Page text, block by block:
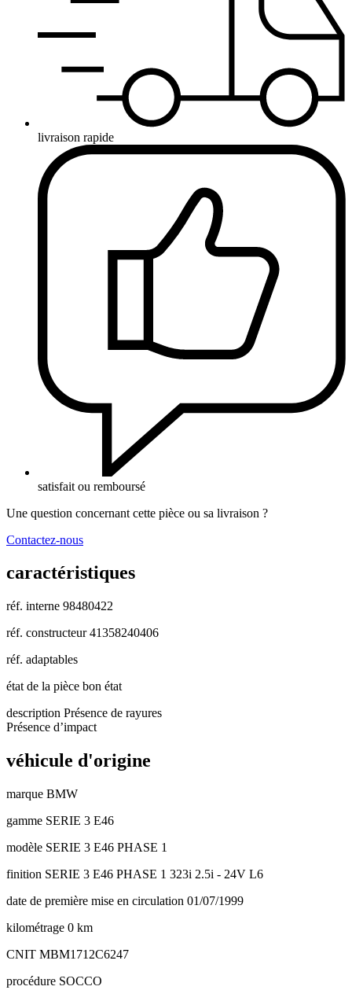
livraison rapide
satisfait ou remboursé
Une question concernant cette pièce ou sa livraison ?
Contactez-nous
caractéristiques
réf. interne 98480422
réf. constructeur 41358240406
réf. adaptables
état de la pièce bon état
description Présence de rayures
Présence d’impact
véhicule d'origine
marque BMW
gamme SERIE 3 E46
modèle SERIE 3 E46 PHASE 1
finition SERIE 3 E46 PHASE 1 323i 2.5i - 24V L6
date de première mise en circulation 01/07/1999
kilométrage 0 km
CNIT MBM1712C6247
procédure SOCCO